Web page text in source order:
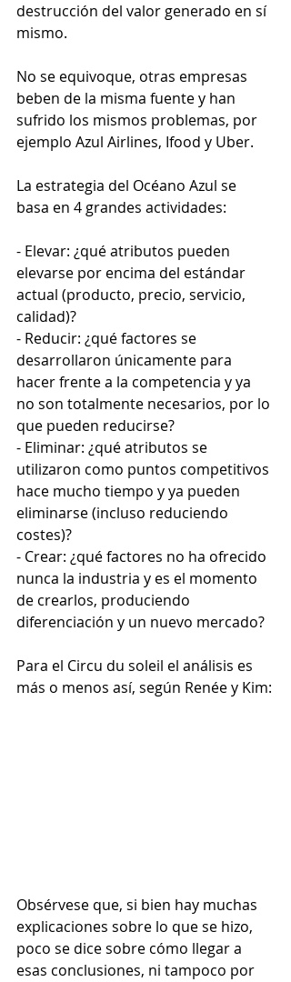
destrucción del valor generado en sí
mismo.
No se equivoque, otras empresas
beben de la misma fuente y han
sufrido los mismos problemas, por
ejemplo Azul Airlines, Ifood y Uber.
La estrategia del Océano Azul se
basa en 4 grandes actividades:
- Elevar: ¿qué atributos pueden
elevarse por encima del estándar
actual (producto, precio, servicio,
calidad)?
- Reducir: ¿qué factores se
desarrollaron únicamente para
hacer frente a la competencia y ya
no son totalmente necesarios, por lo
que pueden reducirse?
- Eliminar: ¿qué atributos se
utilizaron como puntos competitivos
hace mucho tiempo y ya pueden
eliminarse (incluso reduciendo
costes)?
- Crear: ¿qué factores no ha ofrecido
nunca la industria y es el momento
de crearlos, produciendo
diferenciación y un nuevo mercado?
Para el Circu du soleil el análisis es
más o menos así, según Renée y Kim:
Obsérvese que, si bien hay muchas
explicaciones sobre lo que se hizo,
poco se dice sobre cómo llegar a
esas conclusiones, ni tampoco por